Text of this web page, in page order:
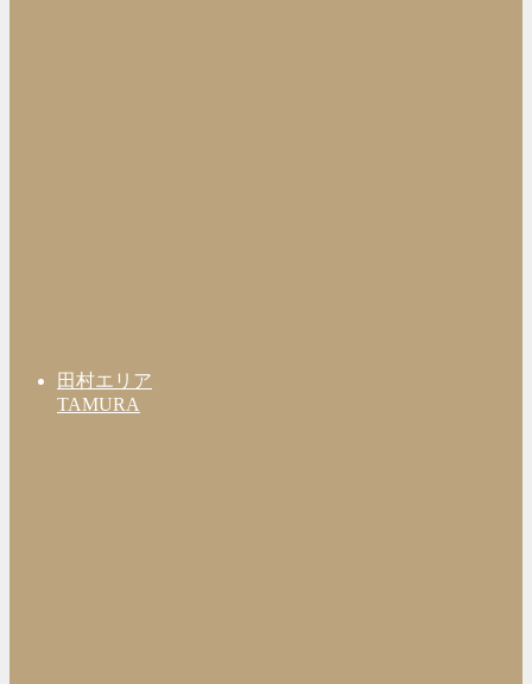
田村エリア
TAMURA